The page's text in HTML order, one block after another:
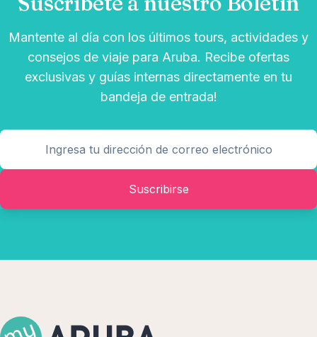
Mantente al día con los últimos tours, actividades y
consejos de viaje para Aruba. Recibe ofertas
exclusivas y guías internas directamente en tu
bandeja de entrada!
Suscribirse